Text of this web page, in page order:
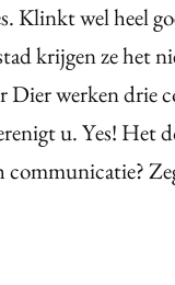
Klinkt wel heel
krijgen ze het
Dier werken drie
u. Yes! Het